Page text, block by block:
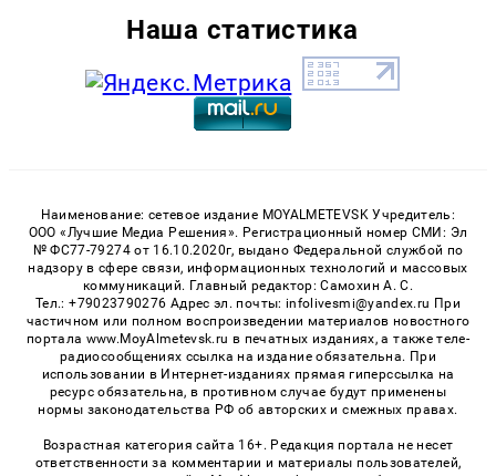
Наша статистика
Наименование: сетевое издание MOYALMETEVSK Учредитель:
ООО «Лучшие Медиа Решения». Регистрационный номер СМИ: Эл
№ ФС77-79274 от 16.10.2020г, выдано Федеральной службой по
надзору в сфере связи, информационных технологий и массовых
коммуникаций. Главный редактор: Самохин А. С.
Тел.: +79023790276 Адрес эл. почты: infolivesmi@yandex.ru При
частичном или полном воспроизведении материалов новостного
портала www.MoyAlmetevsk.ru в печатных изданиях, а также теле-
радиосообщениях ссылка на издание обязательна. При
использовании в Интернет-изданиях прямая гиперссылка на
ресурс обязательна, в противном случае будут применены
нормы законодательства РФ об авторских и смежных правах.
Возрастная категория сайта 16+. Редакция портала не несет
ответственности за комментарии и материалы пользователей,